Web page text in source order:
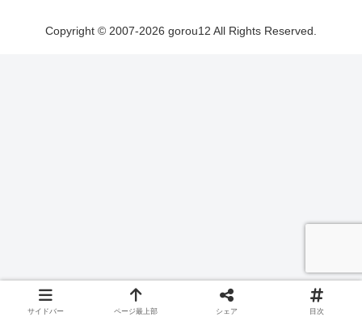
Copyright © 2007-2026 gorou12 All Rights Reserved.
サイドバー ページ最上部 シェア 目次